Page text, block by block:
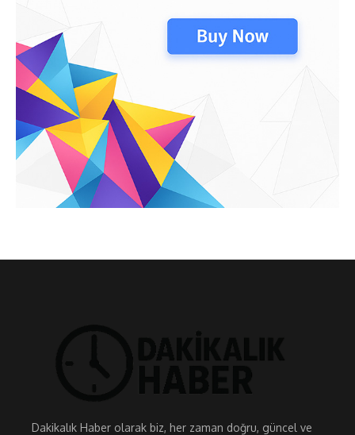
Dakikalık Haber olarak biz, her zaman doğru, güncel ve